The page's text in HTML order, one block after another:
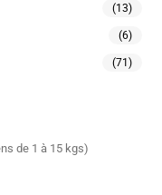
(13)
(6)
(71)
de 1 à 15 kgs)